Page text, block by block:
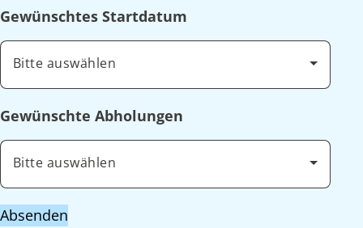
Gewünschtes Startdatum
Bitte auswählen
Gewünschte Abholungen
Bitte auswählen
Absenden